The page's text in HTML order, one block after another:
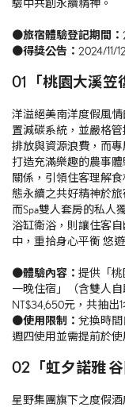
驗中共創永續精神。
●旅宿體驗登記期間：
●得獎公告： 2024/11/
01 「桃園大溪笠
洋溢絕美南洋度假風
置減碳系統，並嚴格
排放與資源浪費，而
打造充滿樂趣的農事
關係，引領住客理解
態永續之共好精神於旅
而Spa雙人套房的私人
浴缸衛浴，則讓住客
中，重拾身心平衡 悠
●體驗內容： 提供「桃
一晚住宿」（含雙人
NT$34,650元，共抽出
●使用限制： 兌換時
週四使用並需提前於
02 「虹夕諾雅
星野集團旗下之度假